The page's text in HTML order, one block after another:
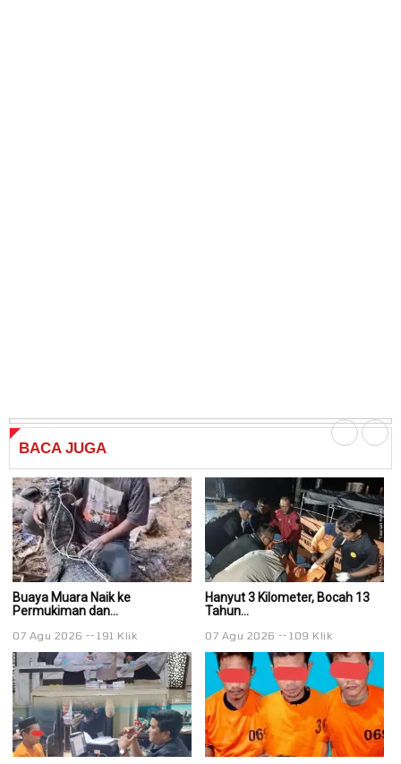
BACA JUGA
Buaya Muara Naik ke
Permukiman dan...
07 Agu 2026 191 Klik
Hanyut 3 Kilometer, Bocah 13
Tahun...
07 Agu 2026 109 Klik